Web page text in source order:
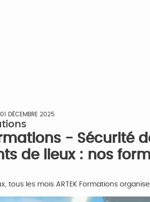
01 DÉCEMBRE 2025
- Sécurité
de lieux : nos
tous les mois ARTEK Formations